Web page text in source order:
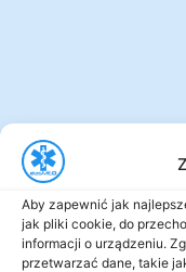
Aby zapewnić jak
jak pliki cookie, do
informacji o urządzeniu.
przetwarzać dane, takie